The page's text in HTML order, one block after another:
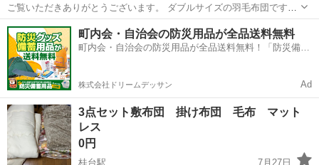
ご覧いただきありがとうございます。 ダブルサイズの羽毛布団です。
布団カバー有ります。(画像3・4枚目) 旭川市緑が丘3-3 グリーンプラザ
内 フリーマーケット 金・土・日曜日 11：00頃〜16：00頃迄
北海道 旭川市 旭川駅 寝具
町内会・自治会の防災用品が全品送料無料
町内会・自治会の防災用品が全品送料無料！「防災備蓄
株式会社ドリームデッサン Ad
3点セット敷布団 掛け布団 毛布 マット
レス
0円
桂台駅 7月27日